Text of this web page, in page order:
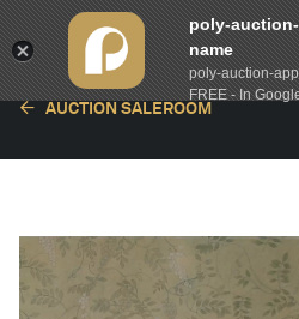
AUCTION SALEROOM
poly-
name
poly-auction-
FREE - In